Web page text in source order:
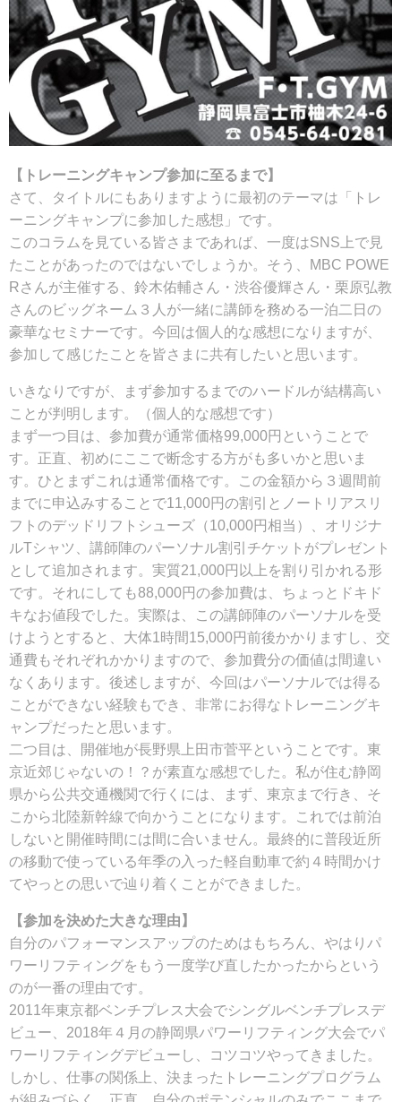
【トレーニングキャンプ参加に至るまで】
さて、タイトルにもありますように最初のテーマは「トレ
ーニングキャンプに参加した感想」です。
このコラムを見ている皆さまであれば、一度はSNS上で見
たことがあったのではないでしょうか。そう、MBC POWE
Rさんが主催する、鈴木佑輔さん・渋谷優輝さん・栗原弘教
さんのビッグネーム３人が一緒に講師を務める一泊二日の
豪華なセミナーです。今回は個人的な感想になりますが、
参加して感じたことを皆さまに共有したいと思います。
いきなりですが、まず参加するまでのハードルが結構高い
ことが判明します。（個人的な感想です）
まず一つ目は、参加費が通常価格99,000円ということで
す。正直、初めにここで断念する方がも多いかと思いま
す。ひとまずこれは通常価格です。この金額から３週間前
までに申込みすることで11,000円の割引とノートリアスリ
フトのデッドリフトシューズ（10,000円相当）、オリジナ
ルTシャツ、講師陣のパーソナル割引チケットがプレゼント
として追加されます。実質21,000円以上を割り引かれる形
です。それにしても88,000円の参加費は、ちょっとドキド
キなお値段でした。実際は、この講師陣のパーソナルを受
けようとすると、大体1時間15,000円前後かかりますし、交
通費もそれぞれかかりますので、参加費分の価値は間違い
なくあります。後述しますが、今回はパーソナルでは得る
ことができない経験もでき、非常にお得なトレーニングキ
ャンプだったと思います。
二つ目は、開催地が長野県上田市菅平ということです。東
京近郊じゃないの！？が素直な感想でした。私が住む静岡
県から公共交通機関で行くには、まず、東京まで行き、そ
こから北陸新幹線で向かうことになります。これでは前泊
しないと開催時間には間に合いません。最終的に普段近所
の移動で使っている年季の入った軽自動車で約４時間かけ
てやっとの思いで辿り着くことができました。
【参加を決めた大きな理由】
自分のパフォーマンスアップのためはもちろん、やはりパ
ワーリフティングをもう一度学び直したかったからという
のが一番の理由です。
2011年東京都ベンチプレス大会でシングルベンチプレスデ
ビュー、2018年４月の静岡県パワーリフティング大会でパ
ワーリフティングデビューし、コツコツやってきました。
しかし、仕事の関係上、決まったトレーニングプログラム